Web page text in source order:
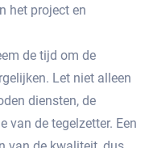
het project en
de tijd om de
Let niet alleen
diensten, de
van de tegelzetter. Een